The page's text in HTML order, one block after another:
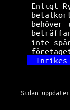
Enligt
inte
Inrikes
Sidan